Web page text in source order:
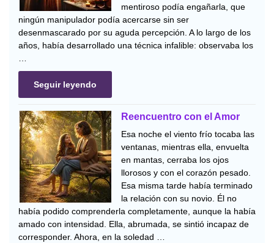
mentiroso podía engañarla, que
ningún manipulador podía acercarse sin ser
desenmascarado por su aguda percepción. A lo largo de los
años, había desarrollado una técnica infalible: observaba los
…
Seguir leyendo
Reencuentro con el Amor
Esa noche el viento frío tocaba las
ventanas, mientras ella, envuelta
en mantas, cerraba los ojos
llorosos y con el corazón pesado.
Esa misma tarde había terminado
la relación con su novio. Él no
había podido comprenderla completamente, aunque la había
amado con intensidad. Ella, abrumada, se sintió incapaz de
corresponder. Ahora, en la soledad …